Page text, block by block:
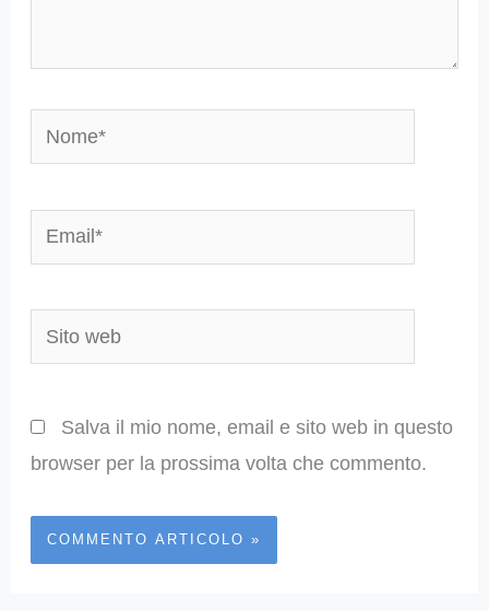
Nome*
Email*
Sito
web
Salva il mio nome, email e sito web in questo
browser per la prossima volta che commento.